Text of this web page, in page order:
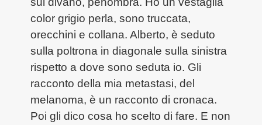
color grigio perla, sono truccata,
orecchini e collana. Alberto, è seduto
sulla poltrona in diagonale sulla sinistra
rispetto a dove sono seduta io. Gli
racconto della mia metastasi, del
melanoma, è un racconto di cronaca.
Poi gli dico cosa ho scelto di fare. E non